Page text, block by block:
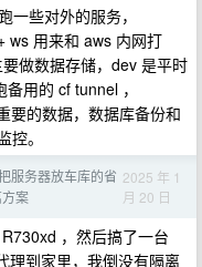
一些对外的服务，
ws 用来和 aws 内网打
做数据存储，dev 是平时
用的 cf tunnel ，
要的数据，数据库备份和
。
服务器放车库的省
案
2025 年 1
月 20 日
，然后搞了一台
理到家里，我倒没有隔离